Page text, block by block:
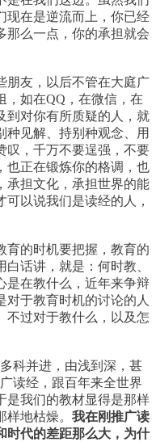
现在是逆流而上，你已经
那么一点，你的承担就会
朋友，以后不管在大庭广
，如在QQ，在微信，在
到对你有所质疑的人，就
种见解、持别种观念、用
叹，千万不要逞强，不要
也正在锻炼你的格调，也
承担文化，承担世界的能
以说我们是读经的人，
育的时机要把握，教育的
话讲，就是：何时教、
是在教什么，近年来争辩
对于教育时机的讨论的人
不过对于教什么，以及怎
科并进，由浅到深，甚
读经，跟百年来全世界
是我们的教材显得是那样
地枯燥。 我在刚推广读
时代的差距那么大，为什